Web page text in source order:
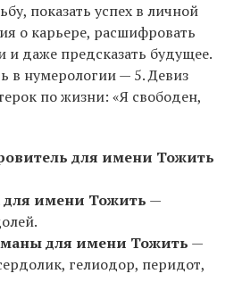
показать успех в личной
о карьере, расшифровать
и даже предсказать будущее.
в нумерологии — 5. Девиз
по жизни: «Я свободен,
для имени Тожить
для имени Тожить —
для имени Тожить —
гелиодор, перидот,